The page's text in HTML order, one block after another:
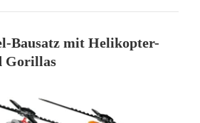
Bausatz mit Helikopter-
Gorillas